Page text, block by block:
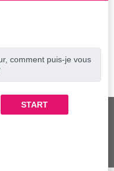
comment puis-je vous
START
de l'image | www.crea-
LABORATOIRE PHOTO
in Paris"